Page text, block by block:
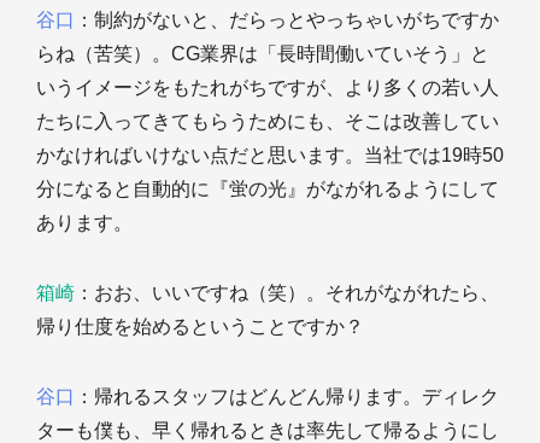
谷口 ：制約がないと、だらっとやっちゃいがちですか
らね（苦笑）。CG業界は「長時間働いていそう」と
いうイメージをもたれがちですが、より多くの若い人
たちに入ってきてもらうためにも、そこは改善してい
かなければいけない点だと思います。当社では19時50
分になると自動的に『蛍の光』がながれるようにして
あります。
箱崎 ：おお、いいですね（笑）。それがながれたら、
帰り仕度を始めるということですか？
谷口 ：帰れるスタッフはどんどん帰ります。ディレク
ターも僕も、早く帰れるときは率先して帰るようにし